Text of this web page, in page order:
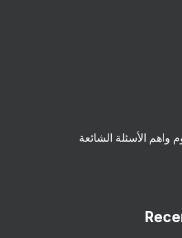
الأسئلة الشائعة